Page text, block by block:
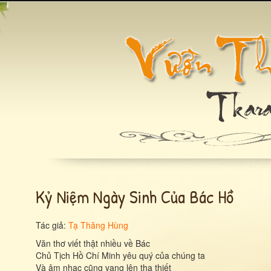
Kỷ Niệm Ngày Sinh Của Bác Hồ
Tác giả: Tạ Thăng Hùng
Văn thơ viết thật nhiều về Bác
Chủ Tịch Hồ Chí Minh yêu quý của chúng ta
Và âm nhạc cũng vang lên tha thiết